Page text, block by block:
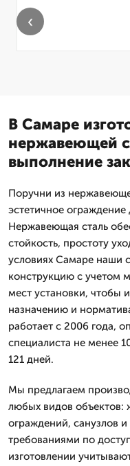
‹
В Самаре
нержавеющей
выполнение
Поручни из
эстетичное ограждение
Нержавеющая сталь
стойкость, простоту
условиях Самаре наши
конструкцию с учетом
мест установки, чтобы
назначению и
работает с 2006 года,
специалиста не менее
121 дней.
Мы предлагаем
любых видов объектов:
ограждений, санузлов
требованиями по
изготовлении